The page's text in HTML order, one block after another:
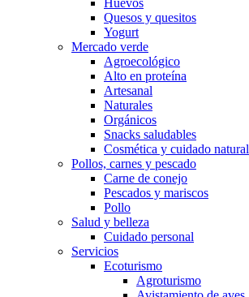
Quesos y quesitos
Yogurt
Mercado verde
Agroecológico
Alto en proteína
Artesanal
Naturales
Orgánicos
Snacks saludables
Cosmética y cuidado natural
Pollos, carnes y pescado
Carne de conejo
Pescados y mariscos
Pollo
Salud y belleza
Cuidado personal
Servicios
Ecoturismo
Agroturismo